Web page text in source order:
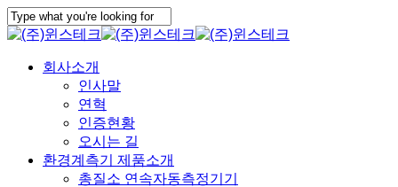
Skip
to
main
content
Close
Menu
회사소개
인사말
연혁
인증현황
오시는 길
환경계측기 제품소개
총질소 연속자동측정기기